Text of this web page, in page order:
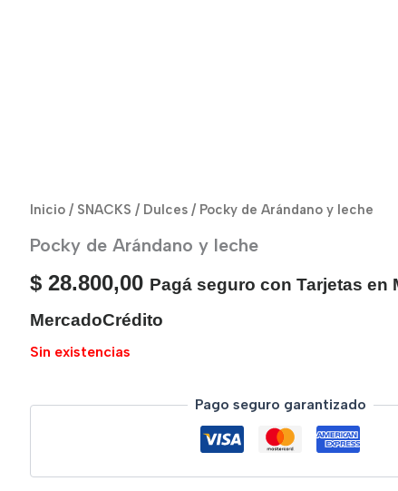
Inicio / SNACKS / Dulces / Pocky de Arándano y leche
Pocky de Arándano y leche
$ 28.800,00 Pagá seguro con Tarjetas en
MercadoCrédito
Sin existencias
Pago seguro garantizado